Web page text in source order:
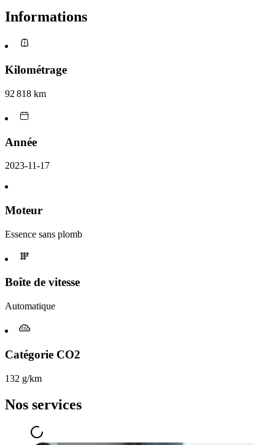
Informations
Kilométrage
92 818 km
Année
2023-11-17
Moteur
Essence sans plomb
Boîte de vitesse
Automatique
Catégorie CO2
132 g/km
Nos services